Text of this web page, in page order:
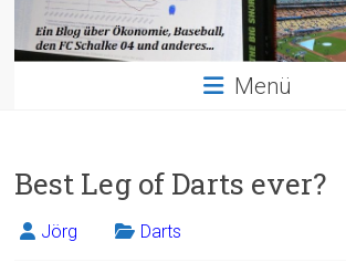
Menü
Best Leg of Darts ever?
Jörg Darts